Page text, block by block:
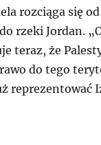
rozciąga się
rzeki Jordan.
teraz, że
do tego
reprezentować